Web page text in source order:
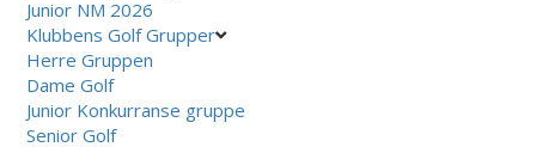
Junior NM 2026
Klubbens Golf Grupper
Herre Gruppen
Dame Golf
Junior Konkurranse gruppe
Senior Golf